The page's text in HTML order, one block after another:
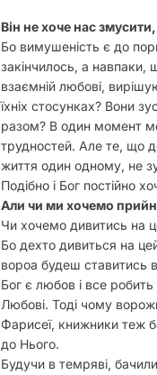
Він не хоче нас
Бо вимушеність є до
закінчилось, а навпаки,
взаємній любові,
їхніх стосунках? Вони
разом? В один момент
трудностей. Але те, що
життя один одному, не
Подібно і Бог постійно
Али чи ми хочемо
Чи хочемо дивитись на
Бо дехто дивиться на
вороа будеш ставитись
Бог є любов і все
Любові. Тоді чому
Фарисеї, книжники теж
до Нього.
Будучи в темряві,